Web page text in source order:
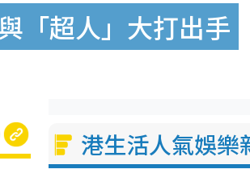
「超人」大打出手
港生活人氣娛樂